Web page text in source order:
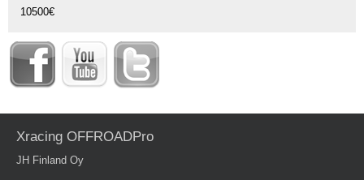
10500€
Xracing OFFROADPro
JH Finland Oy